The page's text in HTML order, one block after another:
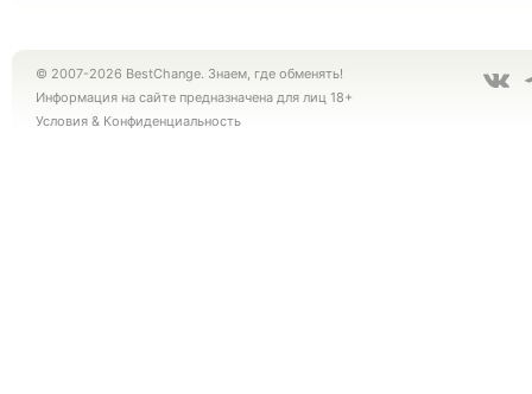
© 2007-2026 BestChange. Знаем, где обменять!
Информация на сайте предназначена для лиц 18+
Условия & Конфиденциальность